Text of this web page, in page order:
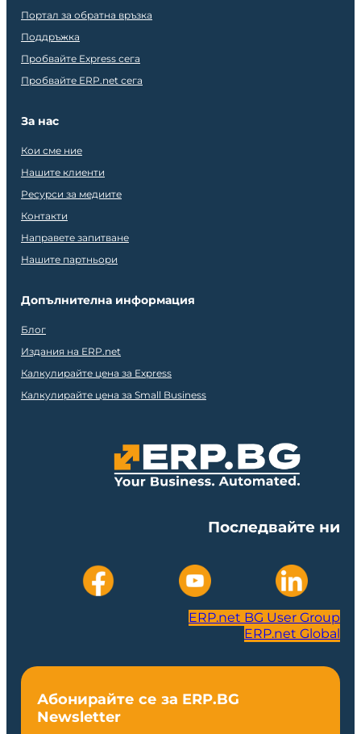
Портал за обратна връзка
Поддръжка
Пробвайте Express сега
Пробвайте ERP.net сега
За нас
Кои сме ние
Нашите клиенти
Ресурси за медиите
Контакти
Направете запитване
Нашите партньори
Допълнителна информация
Блог
Издания на ERP.net
Калкулирайте цена за Express
Калкулирайте цена за Small Business
Последвайте ни
ERP.net BG User Group
ERP.net Global
Абонирайте се за ERP.BG
Newsletter